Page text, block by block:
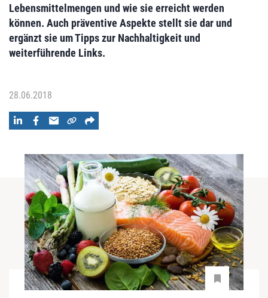
Lebensmittelmengen und wie sie erreicht werden
können. Auch präventive Aspekte stellt sie dar und
ergänzt sie um Tipps zur Nachhaltigkeit und
weiterführende Links.
28.06.2018